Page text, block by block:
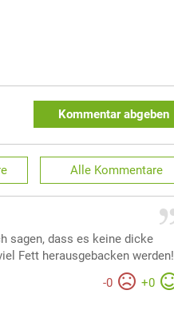
Kommentar abgeben
Alle Kommentare
sagen, dass es keine dicke
Fett herausgebacken werden!
-0 +0